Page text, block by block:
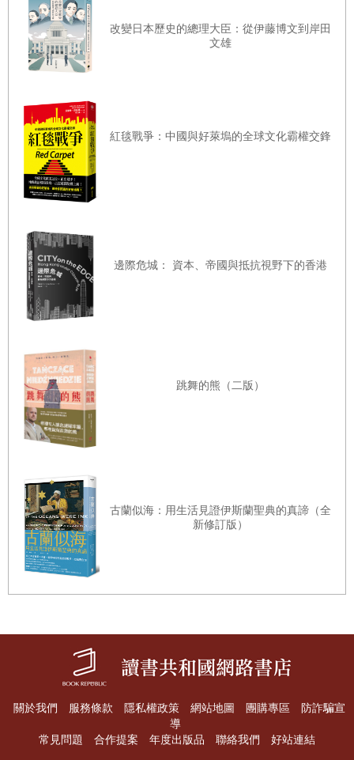
常發現二戰時期的各種類型未爆彈。二○二○年九月兩名外國
人（英國籍、澳洲籍各一）在荷尼阿拉處理未爆彈時不慎爆
炸身亡。
次去看日軍第一次攻打韓德森機場的一木支隊遺跡，發現支
隊長一木清直居然就是一九三七年七月七日發動蘆溝橋事
變，砲轟宛平縣城而引發八年抗戰的日軍指揮官，於是對進
一步研究瓜島戰役的興趣頓時大增。
二○一七年八月七日是美國海軍陸戰隊登陸瓜島七十五週年
紀念，美軍在瓜達康納爾戰役紀念碑所在位置，荷尼阿拉市
郊的天際地區舉辦盛大的紀念儀式，作者代表中華民國政府
向盟軍陣亡官兵獻花致敬。
本書並非完整的戰史，而是選取瓜達康納爾戰役及索羅門群
成，但是盡量蒐集各項資料尊重史實，並未添油加醋。編輯
是按事件發生次序整理而成，大部分章節是以交戰雙方人物
為主軸，以增加本書的趣味性及可讀性。
我要藉此表達對內人洪心怡老師的感激之意，她為了陪同我
遠赴索羅門群島工作而暫時辭去教職，兩年半期間對我悉心
照顧毫無怨言。
我也要感謝燎原出版的查理區肇威先生，沒有他的賞識本書
不可能問世。同時我也要感謝虞思祖、宋永福、李嘉維及羅
添斌等先生提供的協助，使本書能夠順利完成。
今年是公元二○二一年，二次世界大戰終戰已逾四分之三個
有史以來最大的浩劫。四分之三世紀過去之後，今天西太平
洋的情勢與氛圍與當年太平洋戰爭爆發前頗為類似，說不定
醒世人記取教訓，勿再輕啟戰端、重蹈戰爭覆轍。
改變日本歷史的總理大臣：從伊藤博文到岸田
文雄
紅毯戰爭：中國與好萊塢的全球文化霸權交鋒
邊際危城： 資本、帝國與抵抗視野下的香港
跳舞的熊（二版）
古蘭似海：用生活見證伊斯蘭聖典的真諦（全
新修訂版）
關於我們 服務條款 隱私權政策 網站地圖 團購專區
防詐騙宣
導
常見問題
合作提案 年度出版品 聯絡我們 好站連結